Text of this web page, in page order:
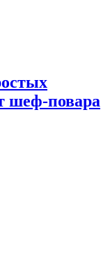
шеф-повара